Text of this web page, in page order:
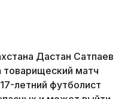
Дастан Сатпаев
товарищеский матч
летний футболист